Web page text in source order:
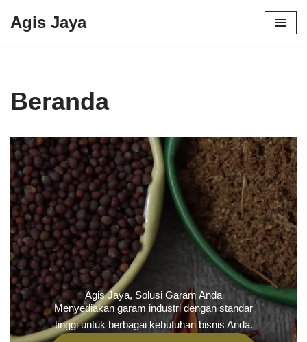
Agis Jaya
Beranda
Agis Jaya, Solusi Garam Anda
Menyediakan garam industri dengan standar
tinggi untuk berbagai kebutuhan bisnis Anda.